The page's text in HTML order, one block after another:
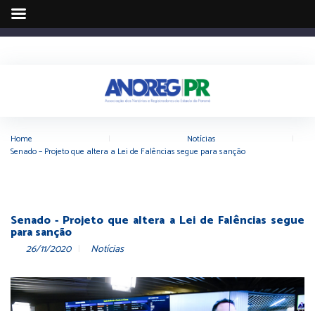
Home Notícias
Senado – Projeto que altera a Lei de Falências segue para sanção
Senado - Projeto que altera a Lei de Falências segue
para sanção
26/11/2020 Notícias